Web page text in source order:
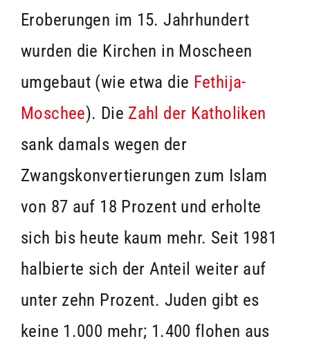
Eroberungen im 15. Jahrhundert
wurden die Kirchen in Moscheen
umgebaut (wie etwa die Fethija-
Moschee). Die Zahl der Katholiken
sank damals wegen der
Zwangskonvertierungen zum Islam
von 87 auf 18 Prozent und erholte
sich bis heute kaum mehr. Seit 1981
halbierte sich der Anteil weiter auf
unter zehn Prozent. Juden gibt es
keine 1.000 mehr; 1.400 flohen aus